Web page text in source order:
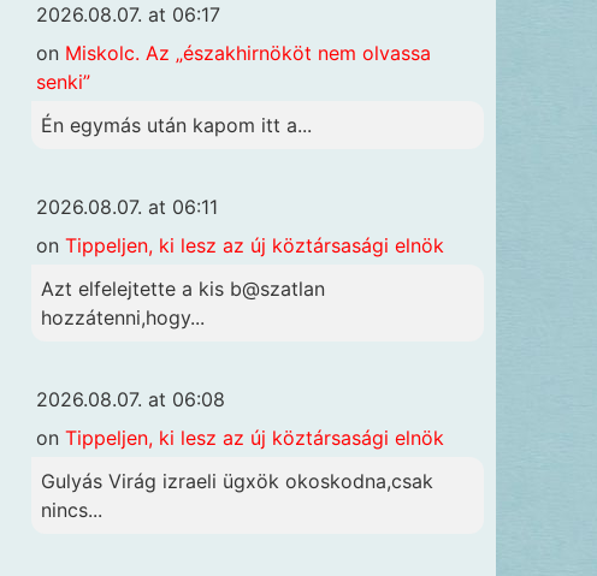
2026.08.07. at 06:17
on Miskolc. Az „északhirnököt nem olvassa
senki”
Én egymás után kapom itt a...
2026.08.07. at 06:11
on Tippeljen, ki lesz az új köztársasági elnök
Azt elfelejtette a kis b@szatlan
hozzátenni,hogy...
2026.08.07. at 06:08
on Tippeljen, ki lesz az új köztársasági elnök
Gulyás Virág izraeli ügxök okoskodna,csak
nincs...